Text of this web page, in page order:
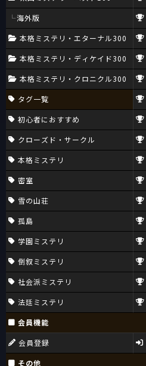
海外版
本格ミステリ・エターナル300
本格ミステリ・ディケイド300
本格ミステリ・クロニクル300
タグ一覧
初心者におすすめ
クローズド・サークル
本格ミステリ
密室
雪の山荘
孤島
学園ミステリ
倒叙ミステリ
社会派ミステリ
法廷ミステリ
会員機能
会員登録
その他